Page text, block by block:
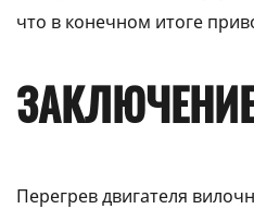
что в конечном итоге
Перегрев двигателя